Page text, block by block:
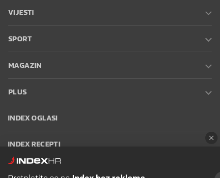
VIJESTI
SPORT
MAGAZIN
PLUS
INDEX OGLASI
INDEX RECEPTI